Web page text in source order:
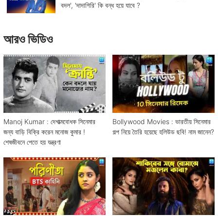
বদল', 'দাদাগিরি' কি বন্ধ হয়ে যাবে ?
আরও ভিডিও
Manoj Kumar : দেশাত্মবোধক সিনেমার
জন্য বাড়ি বিক্রি করেন মনোজ কুমার !
শেষজীবনে পেতে হয় যন্ত্রণা
Bollywood Movies : ভারতীয় সিনেমার
গল্প নিয়ে তৈরি হয়েছে হলিউড ছবি! নাম জানেন?